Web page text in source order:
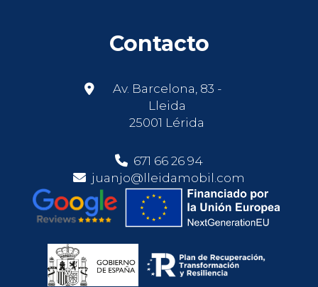
Contacto
Av. Barcelona, 83 -
Lleida
25001 Lérida
671 66 26 94
juanjo@lleidamobil.com